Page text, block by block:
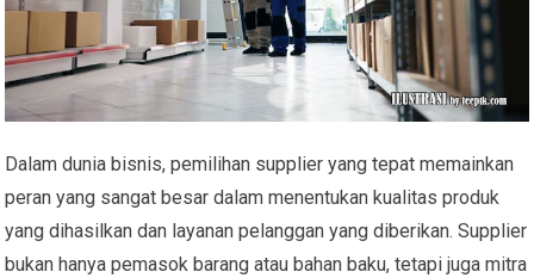
Dalam dunia bisnis, pemilihan supplier yang tepat memainkan
peran yang sangat besar dalam menentukan kualitas produk
yang dihasilkan dan layanan pelanggan yang diberikan. Supplier
bukan hanya pemasok barang atau bahan baku, tetapi juga mitra